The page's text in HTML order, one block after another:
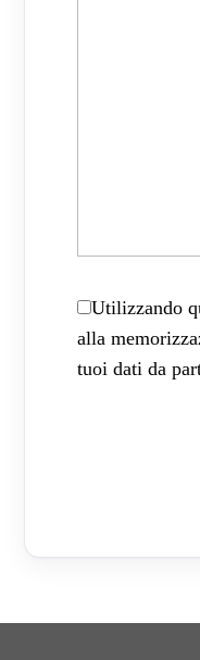
Utilizzando
alla
tuoi dati da